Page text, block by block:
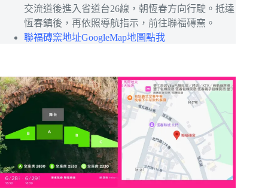
交流道後進入省道台26線，朝恆春方向行駛。抵達
恆春鎮後，再依照導航指示，前往聯福磚窯。
聯福磚窯地址GoogleMap地圖點我